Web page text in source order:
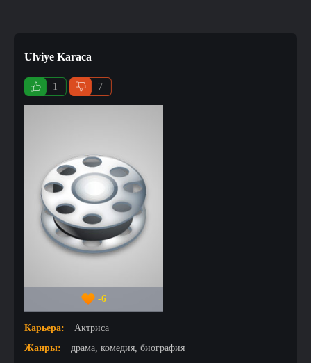
Ulviye Karaca
1 7
-6
Карьера:
Актриса
Жанры:
драма, комедия, биография